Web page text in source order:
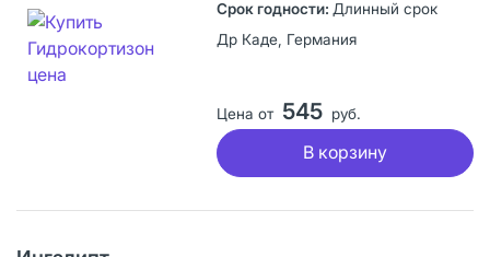
Длинный срок
Др Каде, Германия
Цена от 545 руб.
В корзину